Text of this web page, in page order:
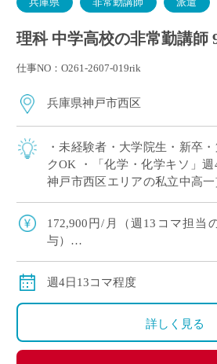
理科 中学高校の非常勤講師
仕事NO：O261-2607-019rik
兵庫県神戸市西区
・未経験者・大学院生・新卒
クOK ・「化学・化学キソ」週
神戸市西区エリアの私立中高
校免許のみOK
172,900円/月（週13コマ担当
与）
週4日13コマ程度
詳しく見る